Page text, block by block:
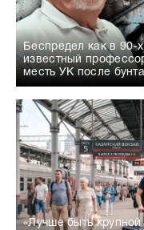
Беспредел как в 90-
известный
месть УК после
«Лучше быть